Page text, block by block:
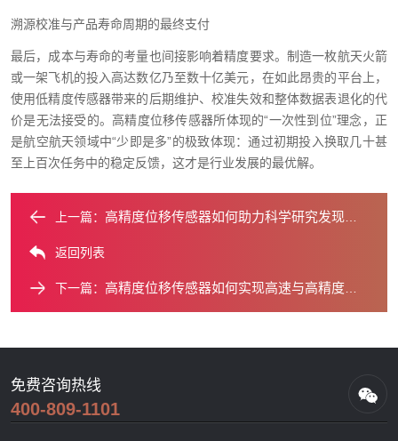
溯源校准与产品寿命周期的最终支付
最后，成本与寿命的考量也间接影响着精度要求。制造一枚航天火箭
或一架飞机的投入高达数亿乃至数十亿美元，在如此昂贵的平台上，
使用低精度传感器带来的后期维护、校准失效和整体数据表退化的代
价是无法接受的。高精度位移传感器所体现的“一次性到位”理念，正
是航空航天领域中“少即是多”的极致体现：通过初期投入换取几十甚
至上百次任务中的稳定反馈，这才是行业发展的最优解。
上一篇： 高精度位移传感器如何助力科学研究发现新现象？
返回列表
下一篇： 高精度位移传感器如何实现高速与高精度的平衡？
免费咨询热线
400-809-1101